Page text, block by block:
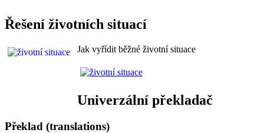
Řešení životních situací
Jak vyřídit běžné životní situace
Univerzální překladač
Překlad (translations)